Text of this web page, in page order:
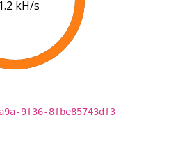
kH/s
9f36-8fbe85743df3